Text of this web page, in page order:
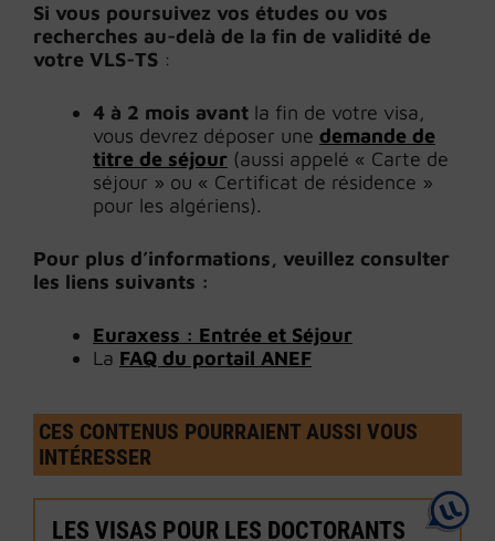
Si vous poursuivez vos études ou vos
recherches au-delà de la fin de validité de
votre VLS-TS :
4 à 2 mois avant la fin de votre visa,
vous devrez déposer une demande de
titre de séjour (aussi appelé « Carte de
séjour » ou « Certificat de résidence »
pour les algériens).
Pour plus d’informations, veuillez consulter
les liens suivants :
Euraxess : Entrée et Séjour
La FAQ du portail ANEF
CES CONTENUS POURRAIENT AUSSI VOUS
INTÉRESSER
LES VISAS POUR LES DOCTORANTS